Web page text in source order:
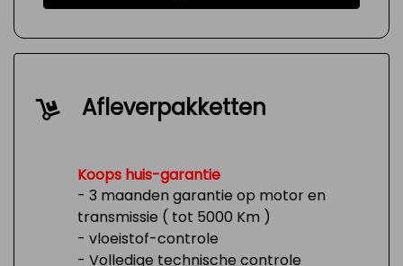
Afleverpakketten
Koops huis-garantie
- 3 maanden garantie op motor en
transmissie ( tot 5000 Km )
- vloeistof-controle
- Volledige technische controle